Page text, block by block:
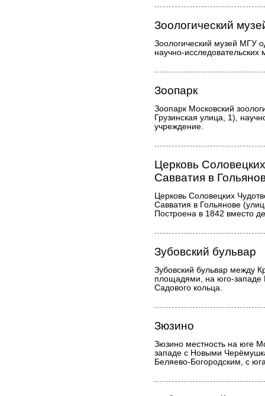
Зоологический
Зоологический музей МГУ
научно-исследовательских
Зоопарк
Зоопарк Московский
Грузинская улица, 1),
учреждение.
Церковь
Савватия в
Церковь Соловецких
Савватия в Гольянове
Построена в 1842 вместо
Зубовский бульвар
Зубовский бульвар между
площадями, на юго-западе
Садового кольца.
Зюзино
Зюзино местность на юге
западе с Новыми
Беляево-Богородским, с